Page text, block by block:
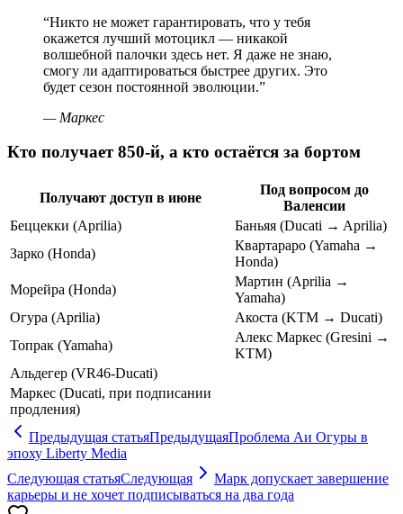
“Никто не может гарантировать, что у тебя
окажется лучший мотоцикл — никакой
волшебной палочки здесь нет. Я даже не знаю,
смогу ли адаптироваться быстрее других. Это
будет сезон постоянной эволюции.”
— Маркес
Кто получает 850-й, а кто остаётся за бортом
Получают доступ в июне
Под вопросом до
Валенсии
Беццекки (Aprilia)
Баньяя (Ducati → Aprilia)
Зарко (Honda)
Квартараро (Yamaha →
Honda)
Морейра (Honda)
Мартин (Aprilia →
Yamaha)
Огура (Aprilia)
Акоста (KTM → Ducati)
Топрак (Yamaha)
Алекс Маркес (Gresini →
KTM)
Альдегер (VR46-Ducati)
Маркес (Ducati, при подписании
продления)
Предыдущая статьяПредыдущаяПроблема Аи Огуры в
эпоху Liberty Media
Следующая статьяСледующая
Марк допускает завершение
карьеры и не хочет подписываться на два года